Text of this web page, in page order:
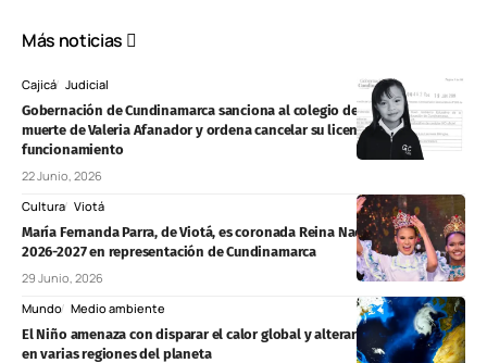
Más noticias
Cajicá Judicial
Gobernación de Cundinamarca sanciona al colegio de Cajicá por la
muerte de Valeria Afanador y ordena cancelar su licencia de
funcionamiento
22 Junio, 2026
Cultura Viotá
María Fernanda Parra, de Viotá, es coronada Reina Nacional del Café
2026-2027 en representación de Cundinamarca
29 Junio, 2026
Mundo Medio ambiente
El Niño amenaza con disparar el calor global y alterar el clima extremo
en varias regiones del planeta